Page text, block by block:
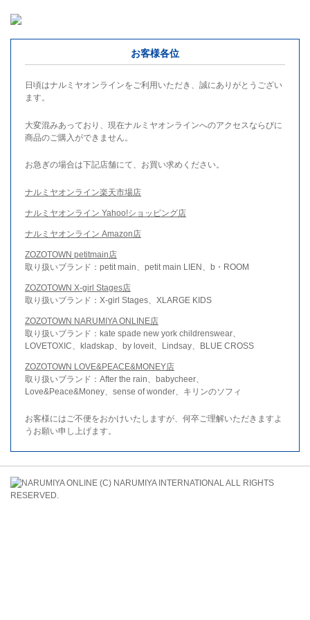
お客様各位
日頃はナルミヤオンラインをご利用いただき、誠にありがとうござい
ます。
大変混みあっており、現在ナルミヤオンラインへのアクセスならびに
商品のご購入ができません。
お急ぎの場合は下記店舗にて、お買い求めください。
ナルミヤオンライン楽天市場店
ナルミヤオンライン Yahoo!ショッピング店
ナルミヤオンライン Amazon店
ZOZOTOWN petitmain店
取り扱いブランド：petit main、petit main LIEN、b・ROOM
ZOZOTOWN X-girl Stages店
取り扱いブランド：X-girl Stages、XLARGE KIDS
ZOZOTOWN NARUMIYA ONLINE店
取り扱いブランド：kate spade new york childrenswear、
LOVETOXIC、kladskap、by loveit、Lindsay、BLUE CROSS
ZOZOTOWN LOVE&PEACE&MONEY店
取り扱いブランド：After the rain、babycheer、
Love&Peace&Money、sense of wonder、キリンのソフィ
お客様にはご不便をおかけいたしますが、何卒ご理解いただきますよ
うお願い申し上げます。